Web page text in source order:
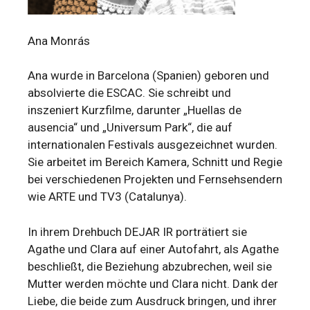
Ana Monrás
Ana wurde in Barcelona (Spanien) geboren und
absolvierte die ESCAC. Sie schreibt und
inszeniert Kurzfilme, darunter „Huellas de
ausencia“ und „Universum Park“, die auf
internationalen Festivals ausgezeichnet wurden.
Sie arbeitet im Bereich Kamera, Schnitt und Regie
bei verschiedenen Projekten und Fernsehsendern
wie ARTE und TV3 (Catalunya).
In ihrem Drehbuch DEJAR IR porträtiert sie
Agathe und Clara auf einer Autofahrt, als Agathe
beschließt, die Beziehung abzubrechen, weil sie
Mutter werden möchte und Clara nicht. Dank der
Liebe, die beide zum Ausdruck bringen, und ihrer